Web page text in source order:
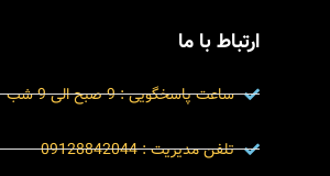
ارتباط با ما
ساعت پاسخگویی : 9 صبح الی 9 شب
تلفن مدیریت : 09128842044